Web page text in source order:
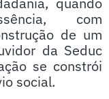
com
de um
da Seduc
se constrói
social.